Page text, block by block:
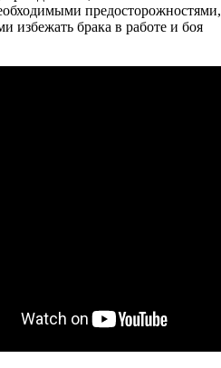
предосторожностями,
избежать брака в работе и боя